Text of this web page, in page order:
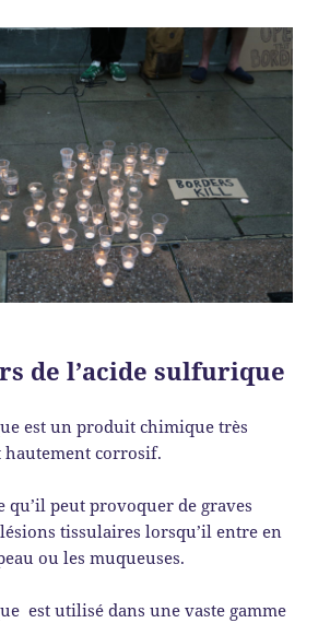
de l’acide sulfurique
est un produit chimique très
hautement corrosif.
peut provoquer de graves
tissulaires lorsqu’il entre en
ou les muqueuses.
est utilisé dans une vaste gamme